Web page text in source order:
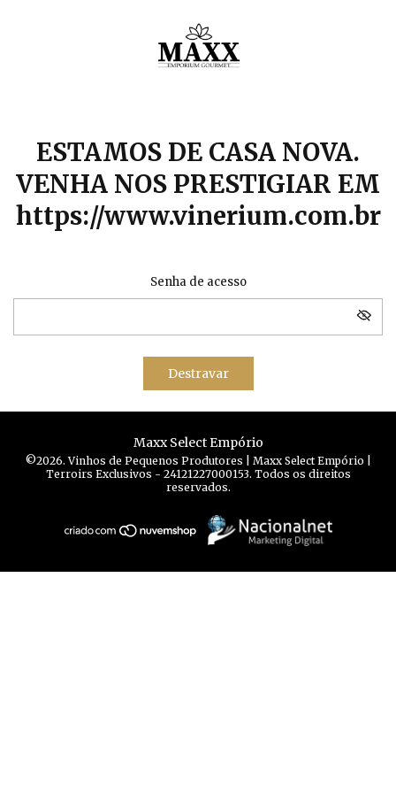
ESTAMOS DE CASA NOVA.
VENHA NOS PRESTIGIAR EM
https://www.vinerium.com.br
Senha de acesso
Destravar
Maxx Select Empório
©2026. Vinhos de Pequenos Produtores | Maxx Select Empório |
Terroirs Exclusivos - 24121227000153. Todos os direitos
reservados.